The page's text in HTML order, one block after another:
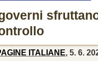
ITALIANE, 5. 6.